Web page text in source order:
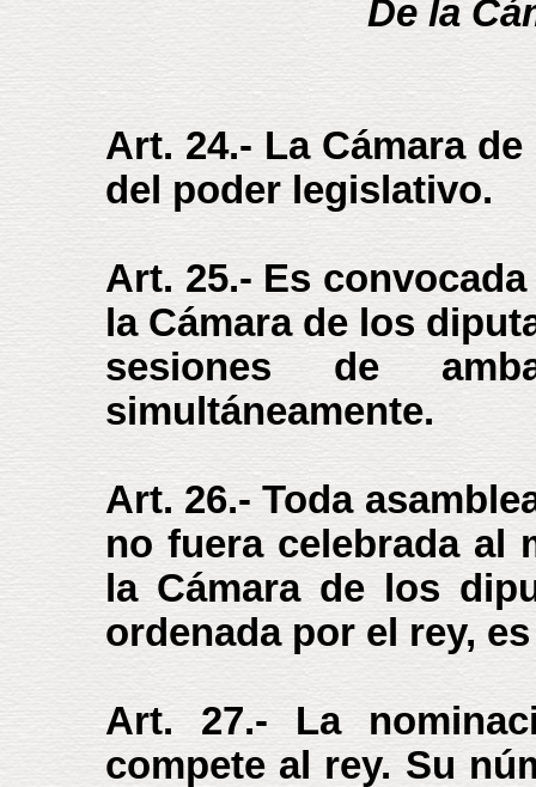
De la
Art. 24.- La Cámara
del poder legislativo.
Art. 25.- Es
la Cámara de los
sesiones de
simultáneamente.
Art. 26.- Toda
no fuera celebrada al
la Cámara de los
ordenada por el rey,
Art. 27.- La
compete al rey. Su